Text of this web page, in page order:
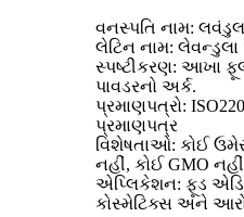
વનસ્પતિ નામ:
લેટિન નામ: લેવન્ડુલા
સ્પષ્ટીકરણ: આખા
પાવડરનો અર્ક.
પ્રમાણપત્રો:
પ્રમાણપત્ર
વિશેષતાઓ: કોઈ
નહીં, કોઈ GMO
એપ્લિકેશન: ફૂડ
કોસ્મેટિક્સ અને